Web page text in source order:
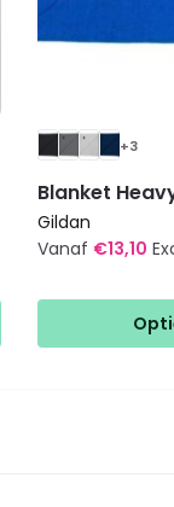
+3
Blanket
Gildan
Vanaf €13,10
heeft